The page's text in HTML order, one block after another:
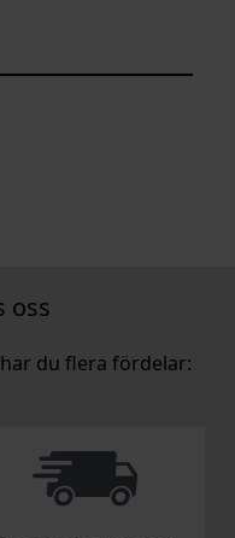
oss
du flera fördelar: